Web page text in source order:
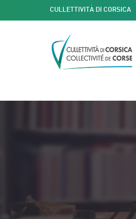
CULLETTIVITÀ DI CORSICA